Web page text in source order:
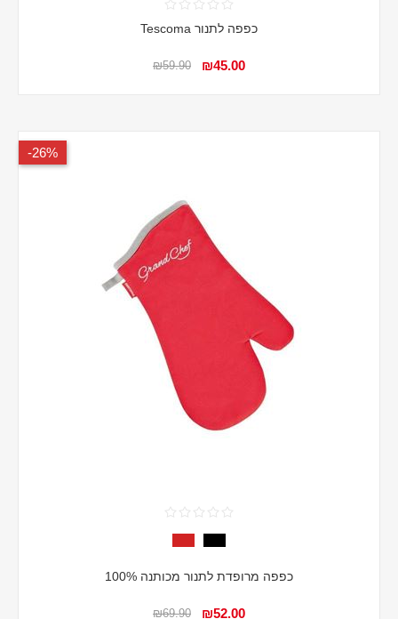
כפפה לתנור Tescoma
₪45.00
₪59.90
26%-
כפפה מרופדת לתנור מכותנה 100%
₪52.00
₪69.90